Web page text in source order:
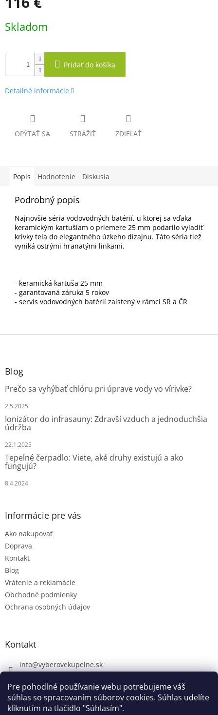
Pre pohodlné používanie webu potrebujeme váš
súhlas so spracovaním súborov cookies. Súhlas udelíte
kliknutím na tlačidlo "Súhlasím".
cena:
Skladom
Pridať do košíka
Detailné informácie
OPÝTAŤ SA STRÁŽIŤ ZDIEĽAŤ
Popis Hodnotenie Diskusia
Podrobný popis
Najnovšie séria vodovodných batérií, u ktorej sa vďaka
keramickým kartušiam o priemere 25 mm podarilo vyladiť
krivky tela do elegantného úzkeho dizajnu. Táto séria tiež
vyniká ostrými hranatými linkami.
- keramická kartuša 25 mm
- garantovaná záruka 5 rokov
- servis vodovodných batérií zaistený v rámci SR a ČR
Z
Blog
Prečo sa vyhýbať chlóru pri úprave vody vo vírivke?
2.5.2025
Ionizátor do infrasauny: Zdravší vzduch a jednoduchšia
údržba
22.1.2025
Tepelné čerpadlo: Viete, aké druhy existujú a ako
fungujú?
8.4.2024
Informácie pre vás
Ako nakupovať
Doprava
Kontakt
Blog
Vrátenie a reklamácie
Obchodné podmienky
Ochrana osobných údajov
Kontakt
info@vyberovekupelne.sk
https://www.facebook.com/vyberovekoupelny/